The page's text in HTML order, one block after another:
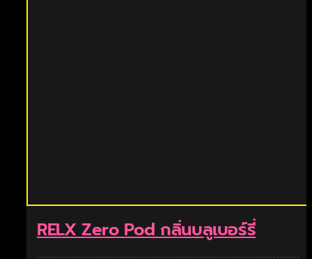
RELX Zero Pod กลิ่นบลูเบอร์รี่